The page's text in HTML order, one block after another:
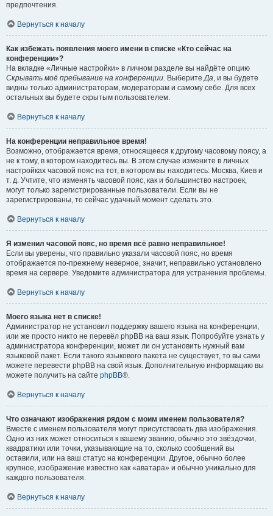
предпочтения.
Вернуться к началу
Как избежать появления моего имени в списке «Кто сейчас на
конференции»?
На вкладке «Личные настройки» в личном разделе вы найдёте опцию
Скрывать моё пребывание на конференции. ВыберитеДа, и вы будете
видны только администраторам, модераторам и самому себе. Для всех
остальных вы будете скрытым пользователем.
Вернуться к началу
На конференции неправильное время!
Возможно, отображается время, относящееся к другому часовому поясу, а
не к тому, в котором находитесь вы. В этом случае измените в личных
настройках часовой пояс на тот, в котором вы находитесь: Москва, Киев и
т. д. Учтите, что изменять часовой пояс, как и большинство настроек,
могут только зарегистрированные пользователи. Если вы не
зарегистрированы, то сейчас удачный момент сделать это.
Вернуться к началу
Я изменил часовой пояс, но время всё равно неправильное!
Если вы уверены, что правильно указали часовой пояс, но время
отображается по-прежнему неверное, значит, неправильно установлено
время на сервере. Уведомите администратора для устранения проблемы.
Вернуться к началу
Моего языка нет в списке!
Администратор не установил поддержку вашего языка на конференции,
или же просто никто не перевёл phpBB на ваш язык. Попробуйте узнать у
администратора конференции, может ли он установить нужный вам
языковой пакет. Если такого языкового пакета не существует, то вы сами
можете перевести phpBB на свой язык. Дополнительную информацию вы
можете получить на сайте phpBB®.
Вернуться к началу
Что означают изображения рядом с моим именем пользователя?
Вместе с именем пользователя могут присутствовать два изображения.
Одно из них может относиться к вашему званию, обычно это звёздочки,
квадратики или точки, указывающие на то, сколько сообщений вы
оставили, или на ваш статус на конференции. Другое, обычно более
крупное, изображение известно как «аватара» и обычно уникально для
каждого пользователя.
Вернуться к началу